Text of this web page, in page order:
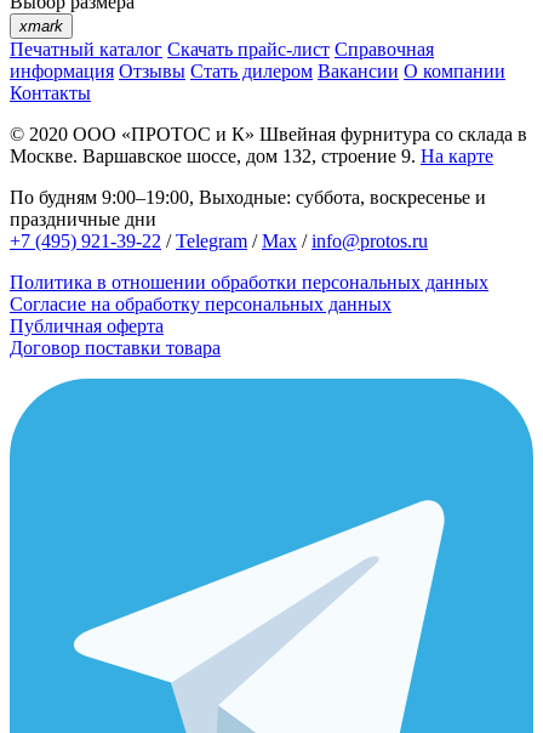
xmark
Печатный каталог Скачать прайс-лист Справочная
информация Отзывы Стать дилером Вакансии О компании
Контакты
© 2020 ООО «ПРОТОС и К» Швейная фурнитура со склада в
Москве. Варшавское шоссе, дом 132, строение 9. На карте
По будням 9:00–19:00, Выходные: суббота, воскресенье и
праздничные дни
+7 (495) 921-39-22 /Telegram /Max /info@protos.ru
Политика в отношении обработки персональных данных
Согласие на обработку персональных данных
Публичная оферта
Договор поставки товара